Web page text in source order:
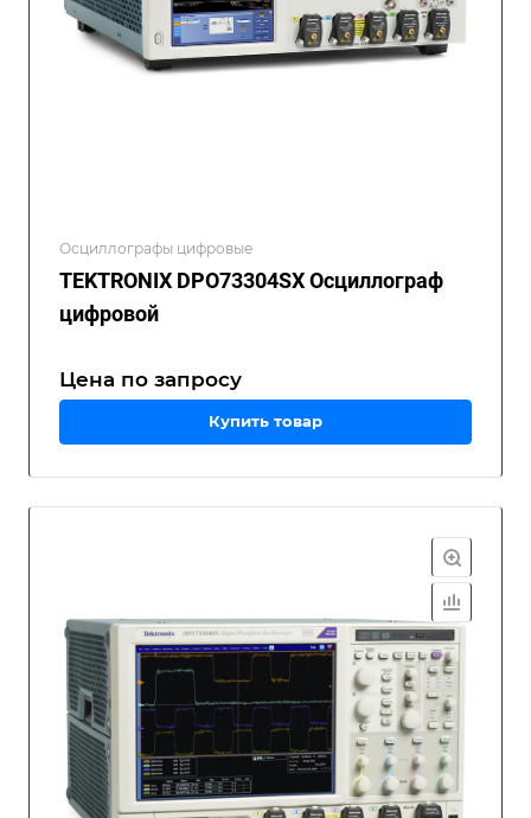
Осциллографы цифровые
TEKTRONIX DPO73304SX Осциллограф
цифровой
Цена по запросу
Купить товар